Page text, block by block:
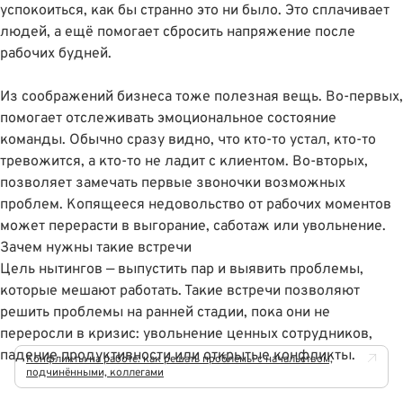
успокоиться, как бы странно это ни было. Это сплачивает
людей, а ещё помогает сбросить напряжение после
рабочих будней.
Из соображений бизнеса тоже полезная вещь. Во-первых,
помогает отслеживать эмоциональное состояние
команды. Обычно сразу видно, что кто-то устал, кто-то
тревожится, а кто-то не ладит с клиентом. Во-вторых,
позволяет замечать первые звоночки возможных
проблем. Копящееся недовольство от рабочих моментов
может перерасти в выгорание, саботаж или увольнение.
Зачем нужны такие встречи
Цель нытингов — выпустить пар и выявить проблемы,
которые мешают работать. Такие встречи позволяют
решить проблемы на ранней стадии, пока они не
переросли в кризис: увольнение ценных сотрудников,
падение продуктивности или открытые конфликты.
Конфликты на работе: как решать проблемы с начальством,
подчинёнными, коллегами